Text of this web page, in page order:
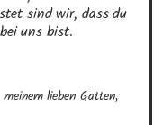
sind wir, dass du
uns bist.
lieben Gatten,